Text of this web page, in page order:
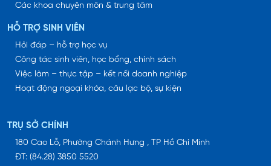
Các khoa chuyên môn & trung tâm
HỖ TRỢ SINH VIÊN
Hỏi đáp – hỗ trợ học vụ
Công tác sinh viên, học bổng, chính sách
Việc làm – thực tập – kết nối doanh nghiệp
Hoạt động ngoại khóa, câu lạc bộ, sự kiện
TRỤ SỞ CHÍNH
180 Cao Lỗ, Phường Chánh Hưng , TP Hồ Chí Minh
ĐT: (84.28) 3850 5520